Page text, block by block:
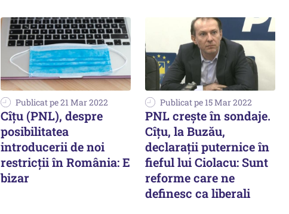
Publicat pe 21 Mar 2022
Cîțu (PNL), despre
posibilitatea
introducerii de noi
restricții în România: E
bizar
Publicat pe 15 Mar 2022
PNL crește în sondaje.
Cîțu, la Buzău,
declarații puternice în
fieful lui Ciolacu: Sunt
reforme care ne
definesc ca liberali